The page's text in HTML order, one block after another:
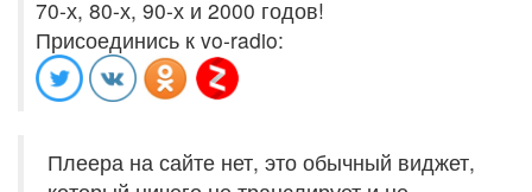
70-х, 80-х, 90-х и 2000 годов!
Присоединись к vo-radio:
Плеера на сайте нет, это обычный виджет,